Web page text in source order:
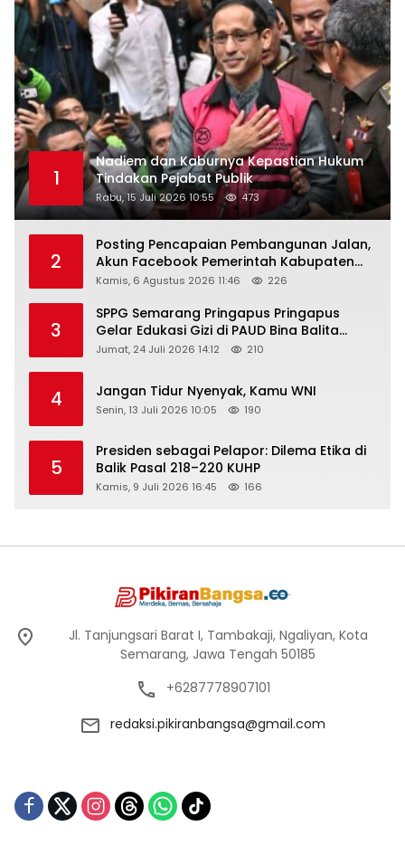
1
Nadiem dan Kaburnya Kepastian Hukum
Tindakan Pejabat Publik
Rabu, 15 Juli 2026 10:55 473
2
Posting Pencapaian Pembangunan Jalan,
Akun Facebook Pemerintah Kabupaten
Rembang “Dirujak” Warganet
Kamis, 6 Agustus 2026 11:46 226
3
SPPG Semarang Pringapus Pringapus
Gelar Edukasi Gizi di PAUD Bina Balita
Peringati Hari Anak Nasional 2026
Jumat, 24 Juli 2026 14:12 210
4 Jangan Tidur Nyenyak, Kamu WNI
Senin, 13 Juli 2026 10:05 190
5
Presiden sebagai Pelapor: Dilema Etika di
Balik Pasal 218–220 KUHP
Kamis, 9 Juli 2026 16:45 166
Jl. Tanjungsari Barat I, Tambakaji, Ngaliyan, Kota
Semarang, Jawa Tengah 50185
+6287778907101
redaksi.pikiranbangsa@gmail.com